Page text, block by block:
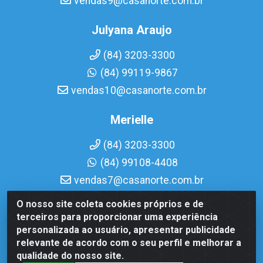
O nosso site coleta cookies próprios e de
terceiros para proporcionar uma experiência
personalizada ao usuário, apresentar publicidade
relevante de acordo com o seu perfil e melhorar a
qualidade do nosso site.
Julyana Araujo
(84) 3203-3300
(84) 99119-9867
vendas10@casanorte.com.br
Merielle
(84) 3203-3300
(84) 99108-4408
vendas7@casanorte.com.br
Casa Norte LTDA - Av. Interventor Mário Câmara, 1815 -
Dix-Sept Rosado, Natal/RN - CEP 59054-600 - CNPJ
08.713.513/0001-51